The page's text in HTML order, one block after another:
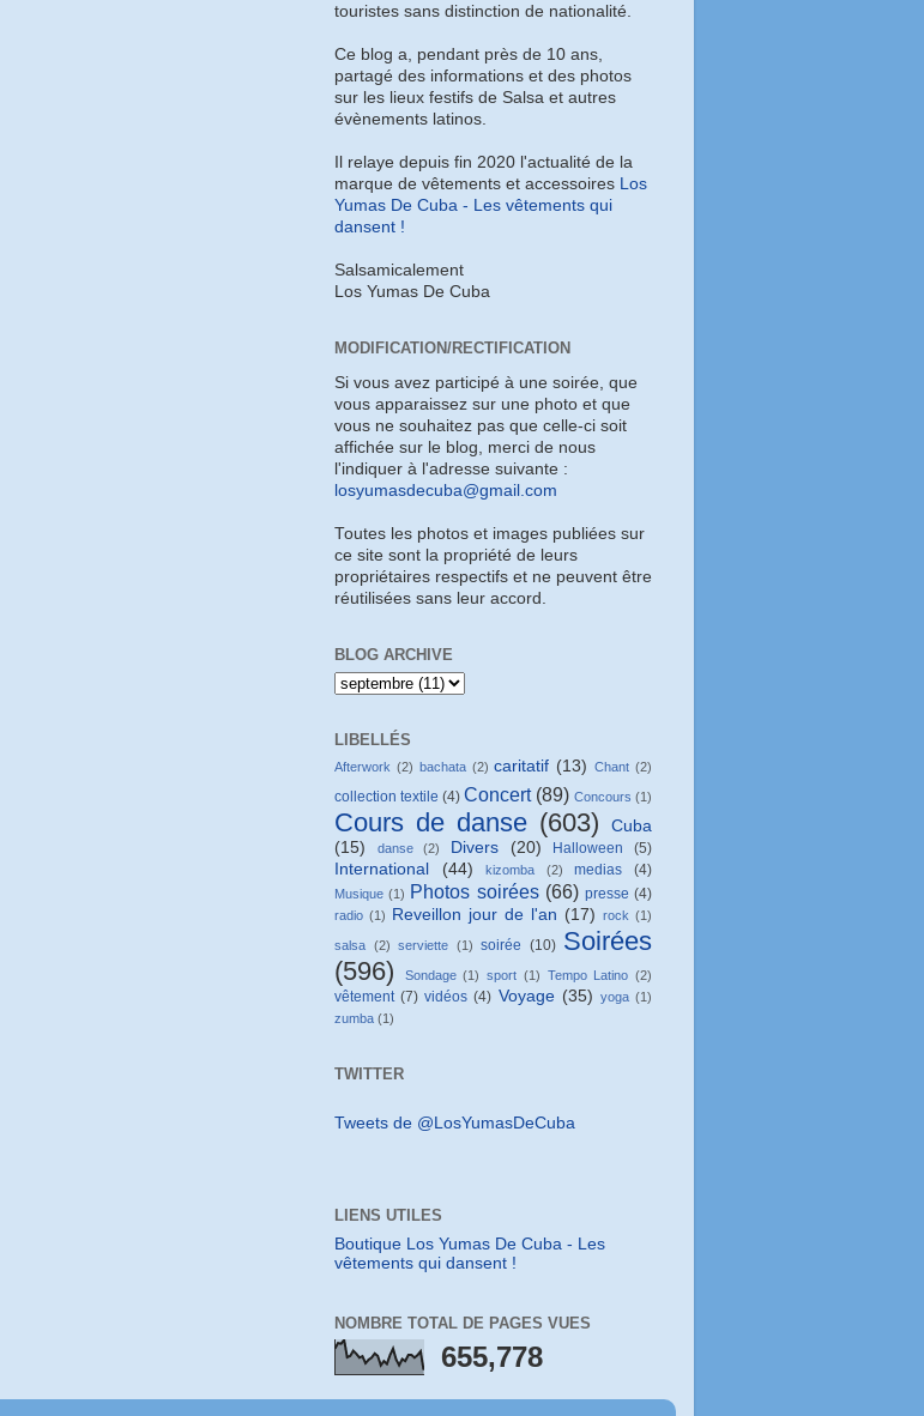
touristes sans distinction de nationalité.
Ce blog a, pendant près de 10 ans,
partagé des informations et des photos
sur les lieux festifs de Salsa et autres
évènements latinos.
Il relaye depuis fin 2020 l'actualité de la
marque de vêtements et accessoires Los
Yumas De Cuba - Les vêtements qui
dansent !
Salsamicalement
Los Yumas De Cuba
MODIFICATION/RECTIFICATION
Si vous avez participé à une soirée, que
vous apparaissez sur une photo et que
vous ne souhaitez pas que celle-ci soit
affichée sur le blog, merci de nous
l'indiquer à l'adresse suivante :
losyumasdecuba@gmail.com
Toutes les photos et images publiées sur
ce site sont la propriété de leurs
propriétaires respectifs et ne peuvent être
réutilisées sans leur accord.
BLOG ARCHIVE
LIBELLÉS
Afterwork (2) bachata (2) caritatif (13) Chant (2)
collection textile (4) Concert (89) Concours (1)
Cours de danse (603)
Cuba
(15)
danse (2) Divers (20) Halloween (5)
International (44) kizomba (2) medias (4)
Musique (1) Photos soirées (66) presse (4)
radio (1) Reveillon jour de l'an (17) rock (1)
salsa (2) serviette (1) soirée (10) Soirées
(596)
Sondage (1) sport (1) Tempo Latino (2)
vêtement (7) vidéos (4) Voyage (35) yoga (1)
zumba (1)
TWITTER
Tweets de @LosYumasDeCuba
LIENS UTILES
Boutique Los Yumas De Cuba - Les
vêtements qui dansent !
NOMBRE TOTAL DE PAGES VUES
655,778